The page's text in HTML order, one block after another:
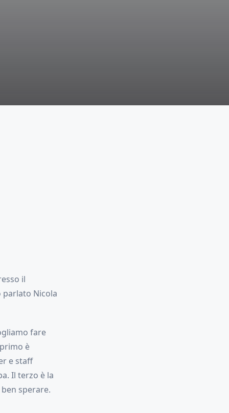
il
parlato Nicola
fare
è
e staff
Il terzo è la
sperare.